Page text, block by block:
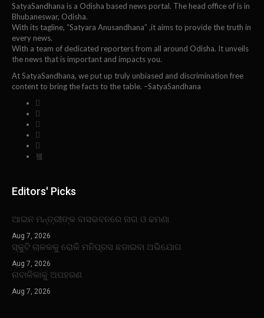
SatyaSandhana is a Odisha based news portal. The head office of is in
Bhubaneswar, Odisha.
With its tagline, “Satyara Anusandhana” ,it aims to provide the truth in
every news.
With a team of dedicated reporters from all around Odisha. It unveils
the news that is important and impacts you.
At SatyaSandhana, we put up truly unbiased and discrimination free
content to bring the facts to the table. –SatyaSandhana
Editors' Picks
ଆଇନ ମନ୍ତ୍ରୀଙ୍କ ବାସଭବନରେ ନାଗ ଓ ଢମଣା
Aug 7, 2026
ସ୍କୁଟି ଚାଳକକୁ ରୋକି ମନିପ୍ରସ ଛଡାଇବା ଅଭିଯୋଗ
Aug 7, 2026
ନାବାଳିକାକୁ ଅପହରଣ
Aug 7, 2026